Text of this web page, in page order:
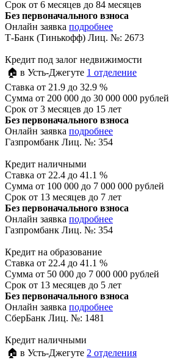
Срок от 6 месяцев до 84 месяцев
Без первоначального взноса
Онлайн заявка подробнее
Т-Банк (Тинькофф) Лиц. №: 2673
Кредит под залог недвижимости
🏠 в Усть-Джегуте 1 отделение
Ставка от 21.9 до 32.9 %
Сумма от 200 000 до 30 000 000 рублей
Срок от 3 месяцев до 15 лет
Без первоначального взноса
Онлайн заявка подробнее
Газпромбанк Лиц. №: 354
Кредит наличными
Ставка от 22.4 до 41.1 %
Сумма от 100 000 до 7 000 000 рублей
Срок от 13 месяцев до 7 лет
Без первоначального взноса
Онлайн заявка подробнее
Газпромбанк Лиц. №: 354
Кредит на образование
Ставка от 22.4 до 41.1 %
Сумма от 50 000 до 7 000 000 рублей
Срок от 13 месяцев до 5 лет
Без первоначального взноса
Онлайн заявка подробнее
СберБанк Лиц. №: 1481
Кредит наличными
🏠 в Усть-Джегуте 2 отделения